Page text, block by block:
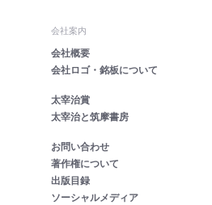
会社案内
会社概要
会社ロゴ・銘板について
太宰治賞
太宰治と筑摩書房
お問い合わせ
著作権について
出版目録
ソーシャルメディア